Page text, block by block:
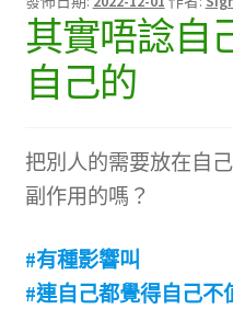
學校選書（中學）
「此時此地 看見亮光」
無紙書
文創
其實唔諗自
自己的
把別人的需要放在自
副作用的嗎？
#有種影響叫
#連自己都覺得自己不